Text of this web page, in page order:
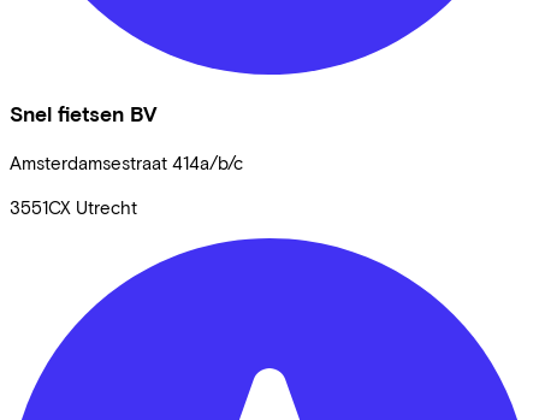
Snel fietsen BV
Amsterdamsestraat 414a/b/c
3551CX Utrecht